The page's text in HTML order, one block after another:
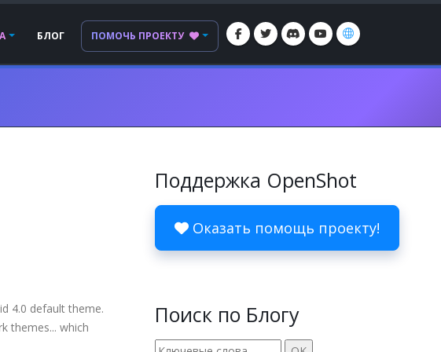
БЛОГ ПОМОЧЬ ПРОЕКТУ
4.0 default theme.
themes... which
Поддержка OpenShot
Оказать помощь проекту!
Поиск по Блогу